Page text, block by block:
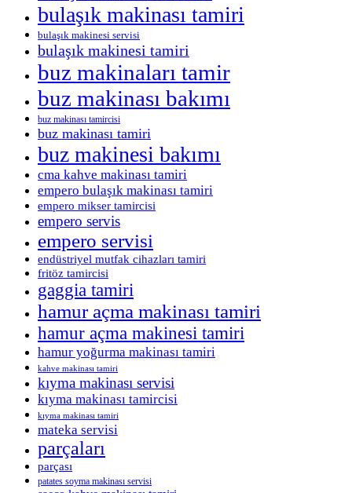
bulaşık makinası tamiri
bulaşık makinesi servisi
bulaşık makinesi tamiri
buz makinaları tamir
buz makinası bakımı
buz makinası tamircisi
buz makinası tamiri
buz makinesi bakımı
cma kahve makinası tamiri
empero bulaşık makinası tamiri
empero mikser tamircisi
empero servis
empero servisi
endüstriyel mutfak cihazları tamiri
fritöz tamircisi
gaggia tamiri
hamur açma makinası tamiri
hamur açma makinesi tamiri
hamur yoğurma makinası tamiri
kahve makinası tamiri
kıyma makinası servisi
kıyma makinası tamircisi
kıyma makinası tamiri
mateka servisi
parçaları
parçası
patates soyma makinası servisi